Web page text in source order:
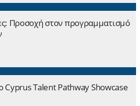
Προσοχή στον προγραμματισμό
Cyprus Talent Pathway Showcase